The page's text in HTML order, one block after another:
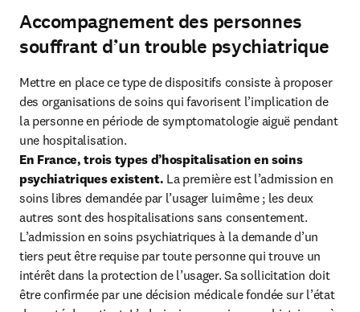
Accompagnement des personnes
souffrant d’un trouble psychiatrique
Mettre en place ce type de dispositifs consiste à proposer
des organisations de soins qui favorisent l’implication de
la personne en période de symptomatologie aiguë pendant
En France, trois types d’hospitalisation en soins
psychiatriques existent. La première est l’admission en
soins libres demandée par l’usager luimême ; les deux
autres sont des hospitalisations sans consentement.
L’admission en soins psychiatriques à la demande d’un
tiers peut être requise par toute personne qui trouve un
intérêt dans la protection de l’usager. Sa sollicitation doit
être confirmée par une décision médicale fondée sur l’état